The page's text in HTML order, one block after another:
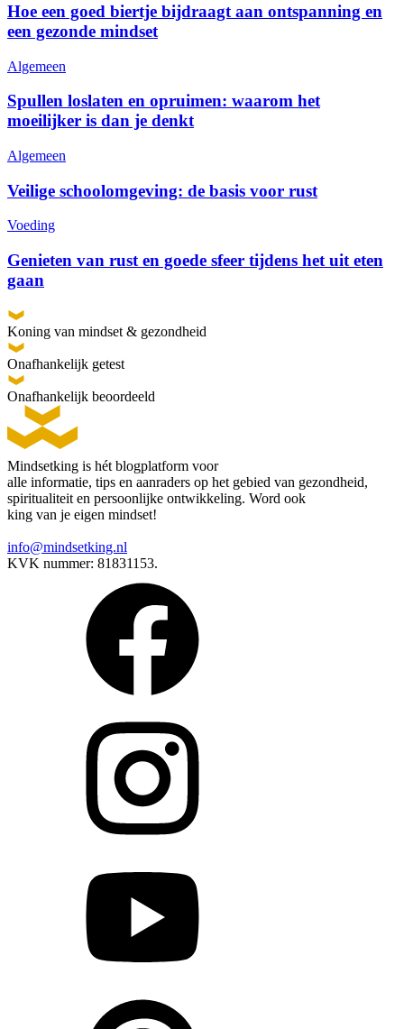
Hoe een goed biertje bijdraagt aan ontspanning en
een gezonde mindset
Algemeen
Spullen loslaten en opruimen: waarom het
moeilijker is dan je denkt
Algemeen
Veilige schoolomgeving: de basis voor rust
Voeding
Genieten van rust en goede sfeer tijdens het uit eten
gaan
Koning van mindset & gezondheid
Onafhankelijk getest
Onafhankelijk beoordeeld
Mindsetking is hét blogplatform voor
alle informatie, tips en aanraders op het gebied van gezondheid,
spiritualiteit en persoonlijke ontwikkeling. Word ook
king van je eigen mindset!
info@mindsetking.nl
KVK nummer: 81831153.